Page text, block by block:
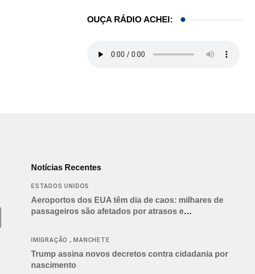
OUÇA RÁDIO ACHEI:
Notícias Recentes
ESTADOS UNIDOS
Aeroportos dos EUA têm dia de caos: milhares de
passageiros são afetados por atrasos e
IMIGRAÇÃO ,MANCHETE
Trump assina novos decretos contra cidadania por
nascimento